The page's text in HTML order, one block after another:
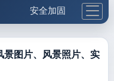
安全加固
更多工具
景图片、风景照片、实